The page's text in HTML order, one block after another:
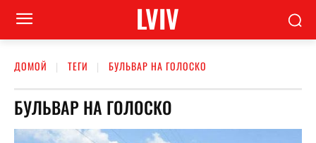
LVIV
ДОМОЙ ТЕГИ БУЛЬВАР НА ГОЛОСКО
БУЛЬВАР НА ГОЛОСКО